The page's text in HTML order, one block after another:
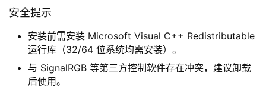
安全提示
安装前需安装 Microsoft Visual C++ Redistributable
运行库（32/64 位系统均需安装）。
与 SignalRGB 等第三方控制软件存在冲突，建议卸载
后使用。